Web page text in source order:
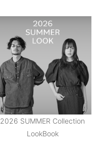
2026 SUMMER Collection
LookBook